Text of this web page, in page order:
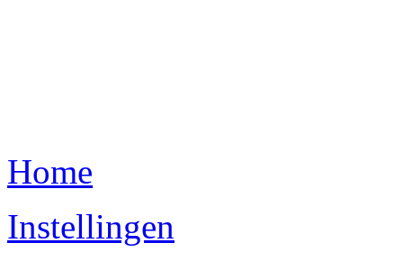
Home
Instellingen